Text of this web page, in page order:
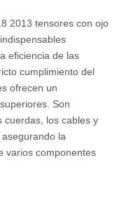
2013 tensores con ojo
eficiencia de las
cumplimiento del
ofrecen un
Son
cuerdas, los cables y
la
varios componentes